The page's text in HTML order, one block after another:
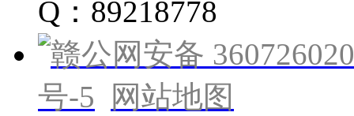
Q：89218778
赣公网安备
号-5
网站地图